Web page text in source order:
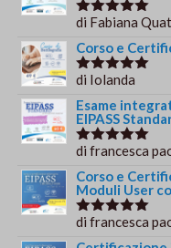
Valutato5
di Fabiana
Corso e
Valutato5
di Iolanda
Esame
EIPASS
Valutato5
di francesca
Corso e
Moduli User
Valutato5
di francesca